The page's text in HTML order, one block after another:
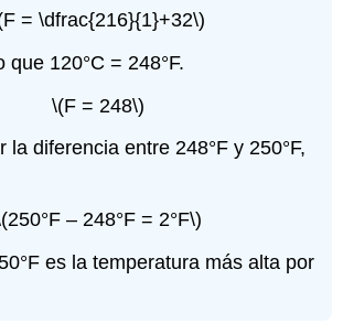
= \dfrac{216}{1}+32\)
que 120°C = 248°F.
\(F = 248\)
la diferencia entre 248°F y 250°F,
– 248°F = 2°F\)
es la temperatura más alta por